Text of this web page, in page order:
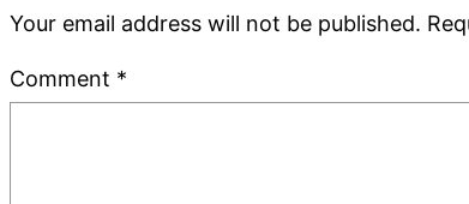
Your email address will not be published.
Comment *